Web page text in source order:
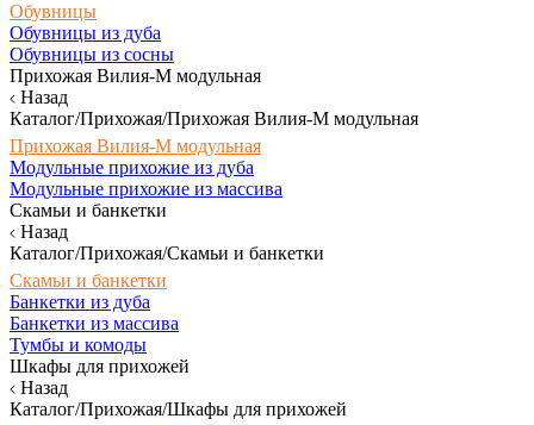
Обувницы
Обувницы из дуба
Обувницы из сосны
Прихожая Вилия-М модульная
Назад
Каталог/Прихожая/Прихожая Вилия-М модульная
Прихожая Вилия-М модульная
Модульные прихожие из дуба
Модульные прихожие из массива
Скамьи и банкетки
Назад
Каталог/Прихожая/Скамьи и банкетки
Скамьи и банкетки
Банкетки из дуба
Банкетки из массива
Тумбы и комоды
Шкафы для прихожей
Назад
Каталог/Прихожая/Шкафы для прихожей